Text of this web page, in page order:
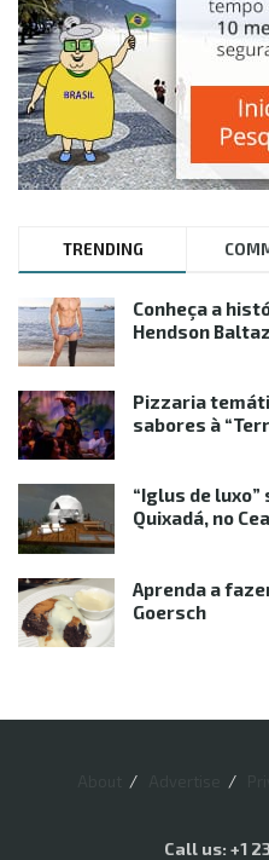
TRENDING
Conheça a
Hendson
Pizzaria
sabores à
“Iglus de
Quixadá, no
Aprenda a
Goersch
Call us: +1